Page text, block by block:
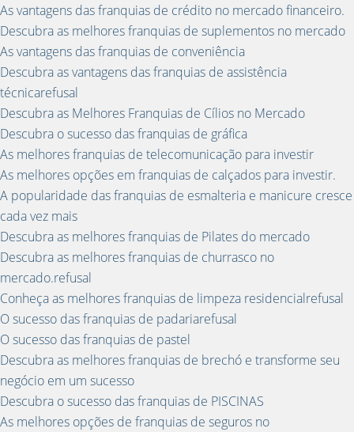
As vantagens das franquias de crédito no mercado financeiro.
Descubra as melhores franquias de suplementos no mercado
As vantagens das franquias de conveniência
Descubra as vantagens das franquias de assistência
técnicarefusal
Descubra as Melhores Franquias de Cílios no Mercado
Descubra o sucesso das franquias de gráfica
As melhores franquias de telecomunicação para investir
As melhores opções em franquias de calçados para investir.
A popularidade das franquias de esmalteria e manicure cresce
cada vez mais
Descubra as melhores franquias de Pilates do mercado
Descubra as melhores franquias de churrasco no
mercado.refusal
Conheça as melhores franquias de limpeza residencialrefusal
O sucesso das franquias de padariarefusal
O sucesso das franquias de pastel
Descubra as melhores franquias de brechó e transforme seu
negócio em um sucesso
Descubra o sucesso das franquias de PISCINAS
As melhores opções de franquias de seguros no